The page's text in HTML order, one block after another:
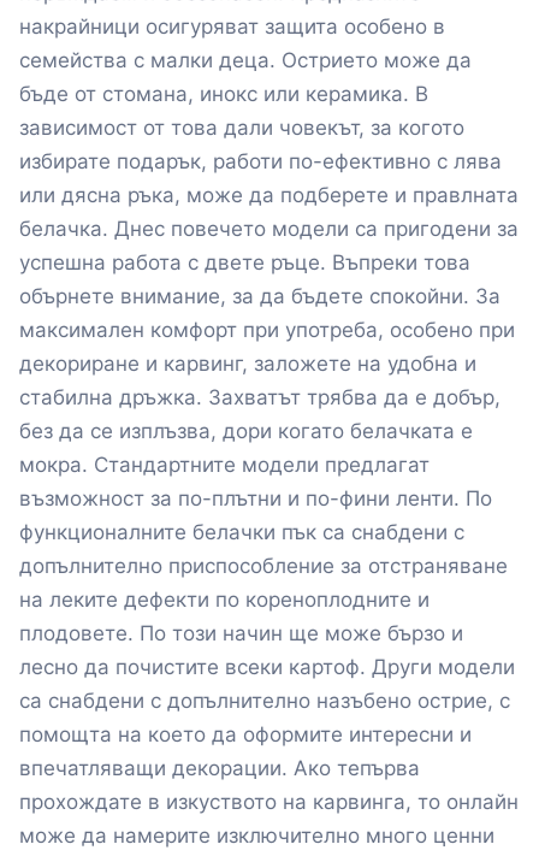
накрайници осигуряват защита особено в
семейства с малки деца. Острието може да
бъде от стомана, инокс или керамика. В
зависимост от това дали човекът, за когото
избирате подарък, работи по-ефективно с лява
или дясна ръка, може да подберете и правлната
белачка. Днес повечето модели са пригодени за
успешна работа с двете ръце. Въпреки това
обърнете внимание, за да бъдете спокойни. За
максимален комфорт при употреба, особено при
декориране и карвинг, заложете на удобна и
стабилна дръжка. Захватът трябва да е добър,
без да се изплъзва, дори когато белачката е
мокра. Стандартните модели предлагат
възможност за по-плътни и по-фини ленти. По
функционалните белачки пък са снабдени с
допълнително приспособление за отстраняване
на леките дефекти по кореноплодните и
плодовете. По този начин ще може бързо и
лесно да почистите всеки картоф. Други модели
са снабдени с допълнително назъбено острие, с
помощта на което да оформите интересни и
впечатляващи декорации. Ако тепърва
прохождате в изкуството на карвинга, то онлайн
може да намерите изключително много ценни